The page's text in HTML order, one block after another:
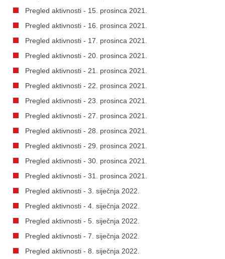
Pregled aktivnosti - 15. prosinca 2021.
Pregled aktivnosti - 16. prosinca 2021.
Pregled aktivnosti - 17. prosinca 2021.
Pregled aktivnosti - 20. prosinca 2021.
Pregled aktivnosti - 21. prosinca 2021.
Pregled aktivnosti - 22. prosinca 2021.
Pregled aktivnosti - 23. prosinca 2021.
Pregled aktivnosti - 27. prosinca 2021.
Pregled aktivnosti - 28. prosinca 2021.
Pregled aktivnosti - 29. prosinca 2021.
Pregled aktivnosti - 30. prosinca 2021.
Pregled aktivnosti - 31. prosinca 2021.
Pregled aktivnosti - 3. siječnja 2022.
Pregled aktivnosti - 4. siječnja 2022.
Pregled aktivnosti - 5. siječnja 2022.
Pregled aktivnosti - 7. siječnja 2022.
Pregled aktivnosti - 8. siječnja 2022.